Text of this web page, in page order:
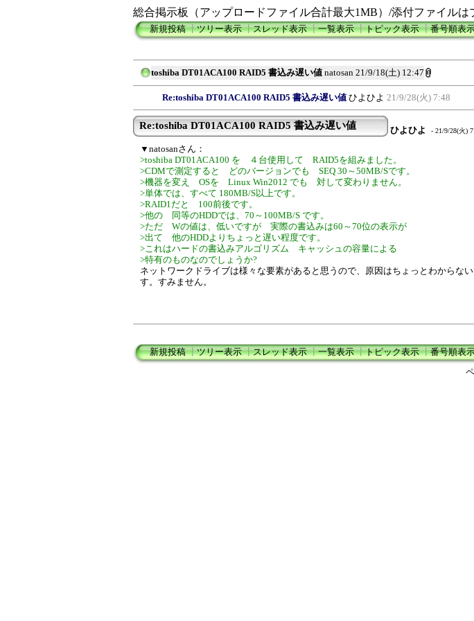
総合掲示板（アップロードファイル合計最大1MB）/添付ファイル
新規投稿┃ツリー表示┃スレッド表示┃一覧表示┃トピック表示┃番号順表
toshiba DT01ACA100 RAID5 書込み遅い値 natosan 21/9/18(土) 12:47
Re:toshiba DT01ACA100 RAID5 書込み遅い値 ひよひよ 21/9/28(火) 7:48
Re:toshiba DT01ACA100 RAID5 書込み遅い値 ひよひよ - 21/9/28(火)
▼natosanさん：
>toshiba DT01ACA100 を ４台使用して RAID5を組みました。
>CDMで測定すると どのバージョンでも SEQ 30～50MB/Sです。
>機器を変え OSを Linux Win2012 でも 対して変わりません。
>単体では、すべて 180MB/S以上です。
>RAID1だと 100前後です。
>他の 同等のHDDでは、70～100MB/S です。
>ただ Wの値は、低いですが 実際の書込みは60～70位の表示が
>出て 他のHDDよりちょっと遅い程度です。
>これはハードの書込みアルゴリズム キャッシュの容量による
>特有のものなのでしょうか?
ネットワークドライブは様々な要素があると思うので、原因はちょっとわからな
す。すみません。
新規投稿┃ツリー表示┃スレッド表示┃一覧表示┃トピック表示┃番号順表